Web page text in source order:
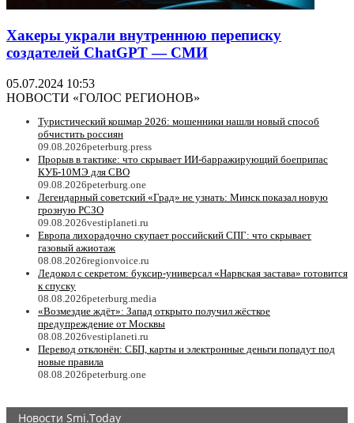
Хакеры украли внутреннюю переписку
создателей ChatGPT — СМИ
05.07.2024 10:53
НОВОСТИ «ГОЛОС РЕГИОНОВ»
Туристический кошмар 2026: мошенники нашли новый способ
обчистить россиян
09.08.2026peterburg.press
Прорыв в тактике: что скрывает ИИ-барражирующий боеприпас
КУБ-10МЭ для СВО
09.08.2026peterburg.one
Легендарный советский «Град» не узнать: Минск показал новую
грозную РСЗО
09.08.2026vestiplaneti.ru
Европа лихорадочно скупает российский СПГ: что скрывает
газовый ажиотаж
08.08.2026regionvoice.ru
Ледокол с секретом: буксир-универсал «Нарвская застава» готовится
к спуску
08.08.2026peterburg.media
«Возмездие ждёт»: Запад открыто получил жёсткое
предупреждение от Москвы
08.08.2026vestiplaneti.ru
Перевод отклонён: СБП, карты и электронные деньги попадут под
новые правила
08.08.2026peterburg.one